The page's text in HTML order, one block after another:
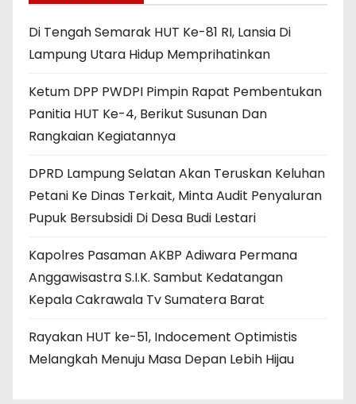
Di Tengah Semarak HUT Ke-81 RI, Lansia Di
Lampung Utara Hidup Memprihatinkan
Ketum DPP PWDPI Pimpin Rapat Pembentukan
Panitia HUT Ke-4, Berikut Susunan Dan
Rangkaian Kegiatannya
DPRD Lampung Selatan Akan Teruskan Keluhan
Petani Ke Dinas Terkait, Minta Audit Penyaluran
Pupuk Bersubsidi Di Desa Budi Lestari
Kapolres Pasaman AKBP Adiwara Permana
Anggawisastra S.I.K. Sambut Kedatangan
Kepala Cakrawala Tv Sumatera Barat
Rayakan HUT ke-51, Indocement Optimistis
Melangkah Menuju Masa Depan Lebih Hijau